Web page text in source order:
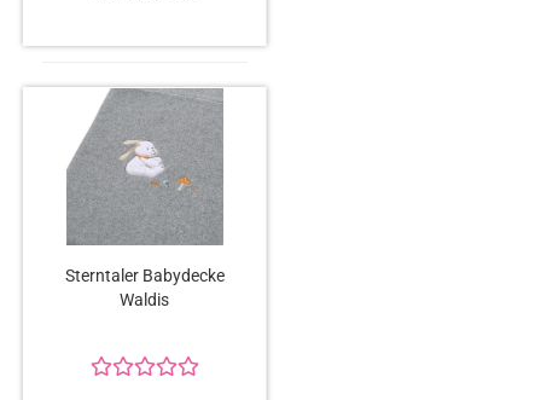
Sterntaler Babydecke
Waldis